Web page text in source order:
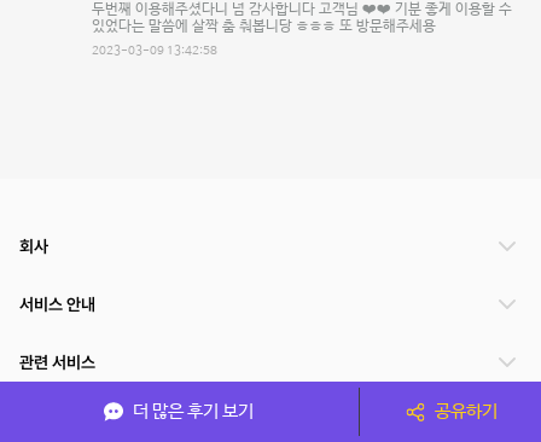
두번째 이용해주셨다니 넘 감사합니다 고객님 ❤️❤️ 기분 좋게 이용할 수
있었다는 말씀에 살짝 춤 춰봅니당 ㅎㅎㅎ 또 방문해주세용
2023-03-09 13:42:58
더 많은 후기 보기 공유하기
회사
서비스 안내
관련 서비스